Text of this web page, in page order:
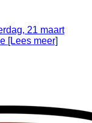
21 maart
[Lees meer]